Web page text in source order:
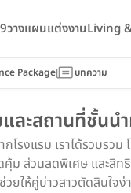
วางแผนแต่งงานLiving
Package บทความ
ละสถานที่ชั้นน
แรม เราได้รวบรว
ม ส่วนลดพิเศษ และ
ยให้คู่บ่าวสาวตัดสินใ